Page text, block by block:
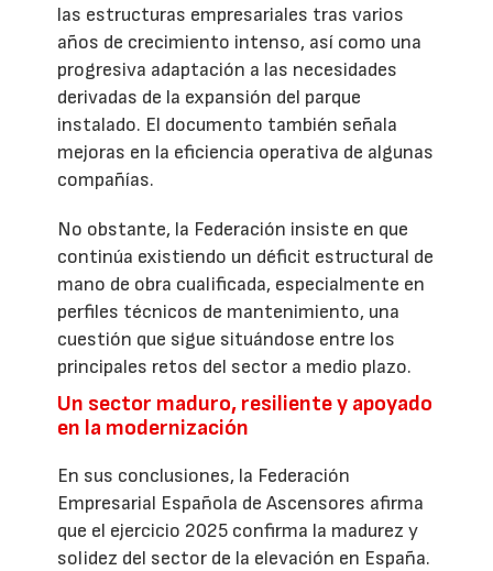
las estructuras empresariales tras varios
años de crecimiento intenso, así como una
progresiva adaptación a las necesidades
derivadas de la expansión del parque
instalado. El documento también señala
mejoras en la eficiencia operativa de algunas
compañías.
No obstante, la Federación insiste en que
continúa existiendo un déficit estructural de
mano de obra cualificada, especialmente en
perfiles técnicos de mantenimiento, una
cuestión que sigue situándose entre los
principales retos del sector a medio plazo.
Un sector maduro, resiliente y apoyado
en la modernización
En sus conclusiones, la Federación
Empresarial Española de Ascensores afirma
que el ejercicio 2025 confirma la madurez y
solidez del sector de la elevación en España.